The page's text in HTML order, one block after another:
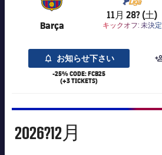
Barça
11月 28? (土)
キックオフ: 未決定
お知らせ下さい
-25% CODE: FCB25
(+3 TICKETS)
12月
2026?12月